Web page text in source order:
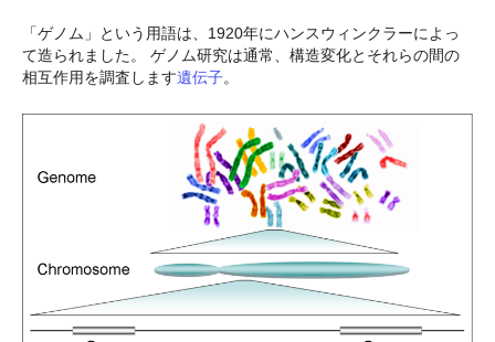
「ゲノム」という用語は、1920年にハンスウィンクラーによっ
て造られました。 ゲノム研究は通常、構造変化とそれらの間の
相互作用を調査します遺伝子。